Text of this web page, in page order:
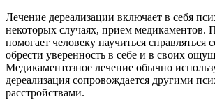
Лечение дереализации включает в себя
некоторых случаях, прием медикаментов.
помогает человеку научиться справляться
обрести уверенность в себе и в своих
Медикаментозное лечение обычно
дереализация сопровождается другими
расстройствами.